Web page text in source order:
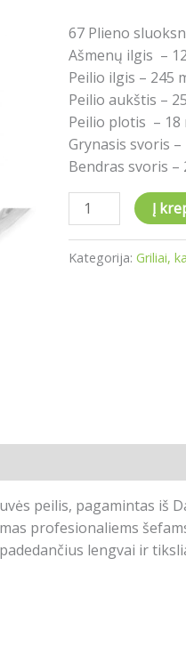
67 Plieno
Ašmenų ilgis –
Peilio ilgis – 245
Peilio aukštis –
Peilio plotis – 18
Grynasis svoris –
Bendras svoris –
Į
Kategorija:Griliai,
peilis, pagamintas iš
profesionaliems
lengvai ir